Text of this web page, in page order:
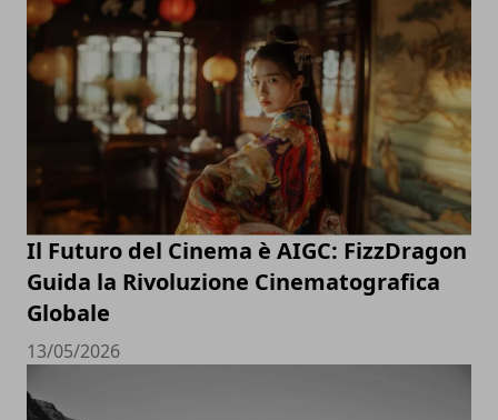
Il Futuro del Cinema è AIGC: FizzDragon
Guida la Rivoluzione Cinematografica
Globale
13/05/2026